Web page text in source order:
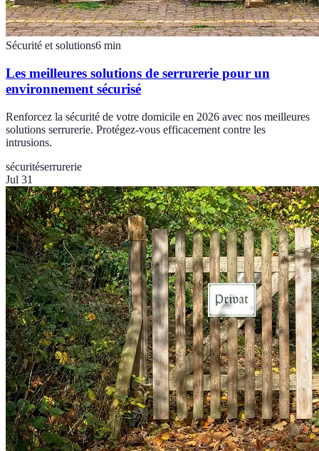
Sécurité et solutions6 min
Les meilleures solutions de serrurerie pour un
environnement sécurisé
Renforcez la sécurité de votre domicile en 2026 avec nos meilleures
solutions serrurerie. Protégez-vous efficacement contre les
intrusions.
sécuritéserrurerie
Jul 31